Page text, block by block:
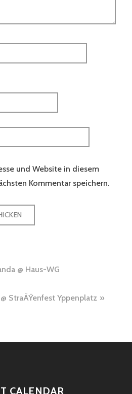
und Website in diesem
Kommentar speichern.
@ Haus-WG
StraÃŸenfest Yppenplatz
CALENDAR